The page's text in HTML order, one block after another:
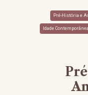
Pré-História e
Idade Contemporânea